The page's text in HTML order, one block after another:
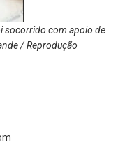
socorrido com apoio de
/ Reprodução